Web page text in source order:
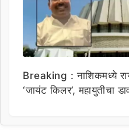
Breaking : नाशिकमध्ये
‘जायंट किलर’, महायुतीचा